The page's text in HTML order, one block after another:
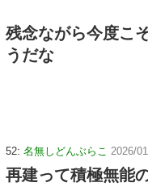
残念ながら今度こ
うだな
52: 名無しどんぶらこ 2026/
再建って積極無能